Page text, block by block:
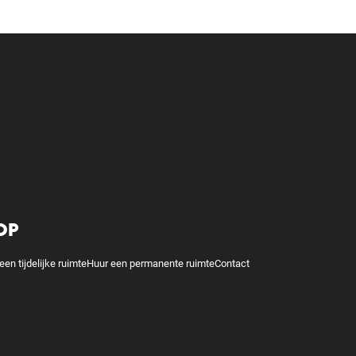
tijdelijke ruimteHuur een permanente ruimteContact